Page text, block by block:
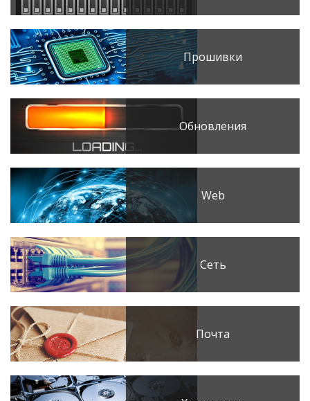
Прошивки
Обновления
Web
Сеть
Почта